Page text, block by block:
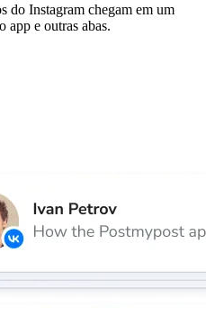
do Instagram chegam em um
app e outras abas.